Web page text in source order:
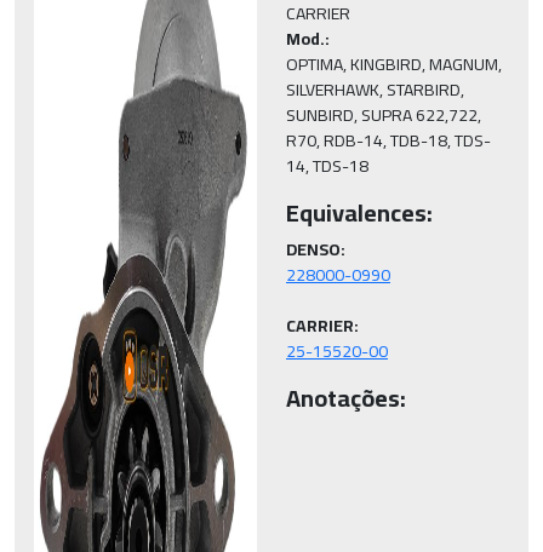
Mod.:
OPTIMA, KINGBIRD, MAGNUM,
SILVERHAWK, STARBIRD,
SUNBIRD, SUPRA 622,722,
R70, RDB-14, TDB-18, TDS-
14, TDS-18
Equivalences:
DENSO:
CARRIER:
25-15520-00
Anotações: